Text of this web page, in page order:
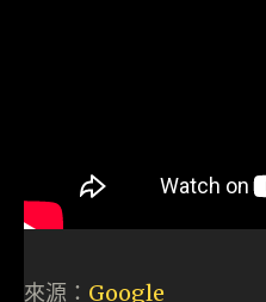
來源： Google